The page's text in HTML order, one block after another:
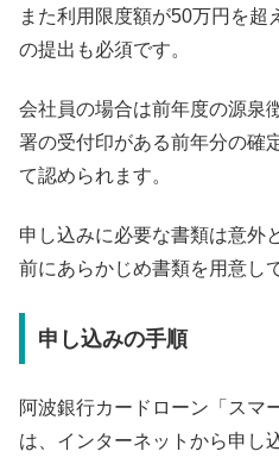
また利用限度額が50万円を超
の提出も必須です。
会社員の場合は前年度の源泉
署の受付印がある前年分の確
て認められます。
申し込みに必要な書類は意外
前にあらかじめ書類を用意し
申し込みの手順
阿波銀行カードローン「スマ
は、インターネットから申し